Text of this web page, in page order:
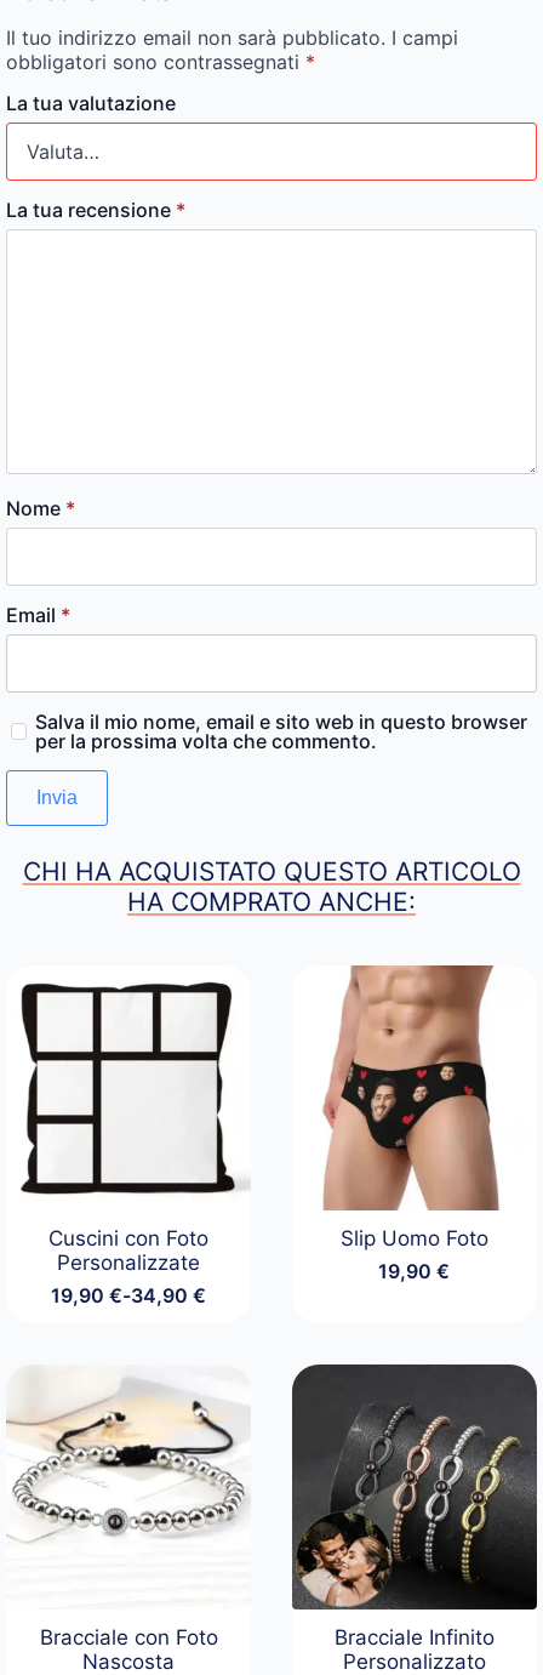
Il tuo indirizzo email non sarà pubblicato. I campi
obbligatori sono contrassegnati *
La tua valutazione
La tua recensione *
Nome *
Email *
Salva il mio nome, email e sito web in questo browser
per la prossima volta che commento.
CHI HA ACQUISTATO QUESTO ARTICOLO
HA COMPRATO ANCHE:
Cuscini con Foto
Personalizzate
19,90€-34,90€
Fascia
da
19,90 €
a
34,90 €
Slip Uomo Foto
19,90€
Bracciale con Foto
Nascosta
Bracciale Infinito
Personalizzato